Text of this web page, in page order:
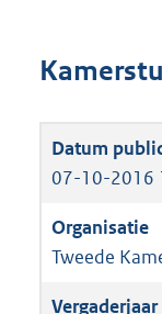
07-10-2016
Tweede